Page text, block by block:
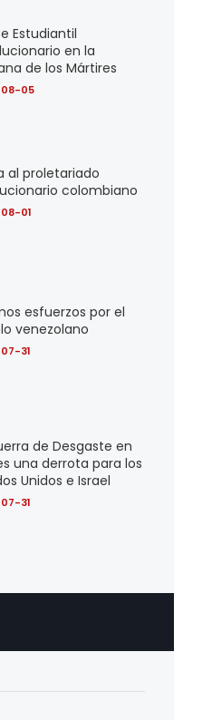
Estudiantil
en la
de los Mártires
05
al proletariado
colombiano
01
esfuerzos por el
venezolano
31
de Desgaste en
una derrota para los
Unidos e Israel
31